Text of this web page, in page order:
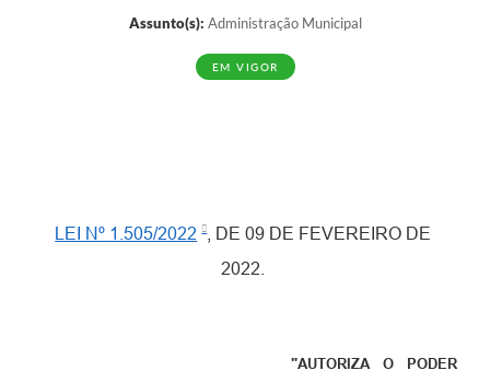
Assunto(s): Administração Municipal
EM VIGOR
LEI Nº 1.505/2022
, DE 09 DE FEVEREIRO DE
2022.
"AUTORIZA O PODER